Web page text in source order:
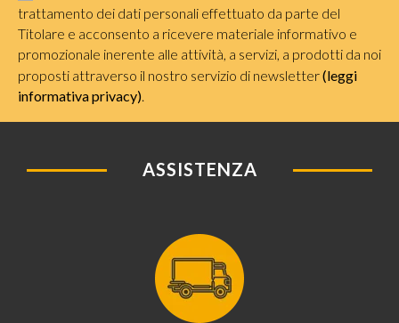
trattamento dei dati personali effettuato da parte del
Titolare e acconsento a ricevere materiale informativo e
promozionale inerente alle attività, a servizi, a prodotti da noi
proposti attraverso il nostro servizio di newsletter(leggi
informativa privacy)
ASSISTENZA